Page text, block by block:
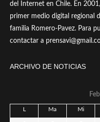
del Internet en Chile. En
primer medio digital regional
familia Romero-Pavez. Para
contactar a
ARCHIVO DE NOTICIAS
L Ma Mi